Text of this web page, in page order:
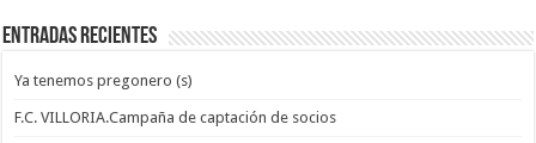
Entradas recientes
Ya tenemos pregonero (s)
F.C. VILLORIA.Campaña de captación de socios